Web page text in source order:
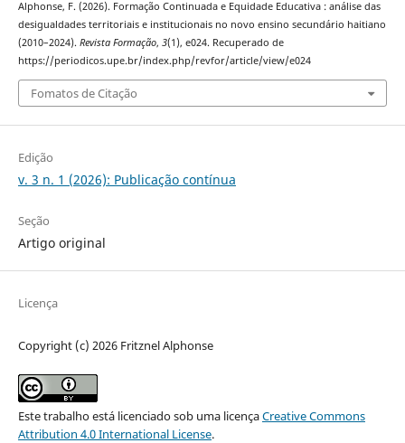
Alphonse, F. (2026). Formação Continuada e Equidade Educativa : análise das
desigualdades territoriais e institucionais no novo ensino secundário haitiano
(2010–2024). Revista Formação, 3(1), e024. Recuperado de
https://periodicos.upe.br/index.php/revfor/article/view/e024
Fomatos de Citação
Edição
v. 3 n. 1 (2026): Publicação contínua
Seção
Artigo original
Licença
Copyright (c) 2026 Fritznel Alphonse
Este trabalho está licenciado sob uma licençaCreative Commons
Attribution 4.0 International License.